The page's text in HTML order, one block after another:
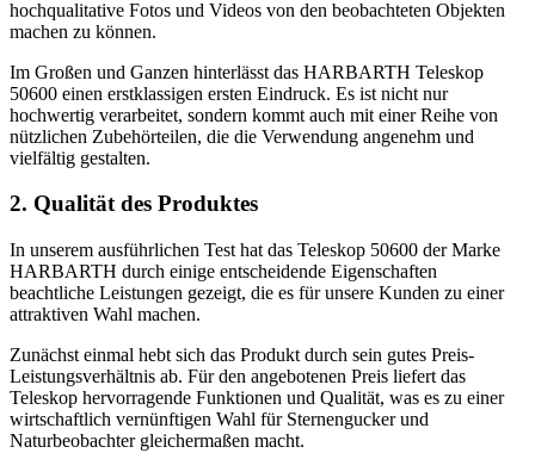
hochqualitative Fotos und Videos von den beobachteten Objekten
machen zu können.
Im Großen und Ganzen hinterlässt das HARBARTH Teleskop
50600 einen erstklassigen ersten Eindruck. Es ist nicht nur
hochwertig verarbeitet, sondern kommt auch mit einer Reihe von
nützlichen Zubehörteilen, die die Verwendung angenehm und
vielfältig gestalten.
2. Qualität des Produktes
In unserem ausführlichen Test hat das Teleskop 50600 der Marke
HARBARTH durch einige entscheidende Eigenschaften
beachtliche Leistungen gezeigt, die es für unsere Kunden zu einer
attraktiven Wahl machen.
Zunächst einmal hebt sich das Produkt durch sein gutes Preis-
Leistungsverhältnis ab. Für den angebotenen Preis liefert das
Teleskop hervorragende Funktionen und Qualität, was es zu einer
wirtschaftlich vernünftigen Wahl für Sternengucker und
Naturbeobachter gleichermaßen macht.